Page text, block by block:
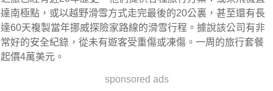
達南極點，或以越野滑雪方式走完最後的20公裏，甚至還有長
達60天複製當年挪威探險家路線的滑雪行程。據說該公司有非
常好的安全紀錄，從未有遊客受重傷或凍傷。一周的旅行套餐
起價4萬美元。
sponsored ads